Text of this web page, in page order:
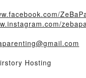
Hosting